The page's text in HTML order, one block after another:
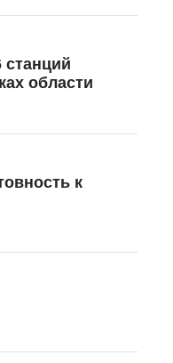
станций
области
к